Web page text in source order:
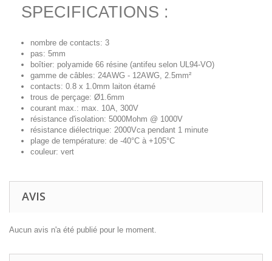
SPECIFICATIONS :
nombre de contacts: 3
pas: 5mm
boîtier: polyamide 66 résine (antifeu selon UL94-VO)
gamme de câbles: 24AWG - 12AWG, 2.5mm²
contacts: 0.8 x 1.0mm laiton étamé
trous de perçage: Ø1.6mm
courant max.: max. 10A, 300V
résistance d'isolation: 5000Mohm @ 1000V
résistance diélectrique: 2000Vca pendant 1 minute
plage de température: de -40°C à +105°C
couleur: vert
AVIS
Aucun avis n'a été publié pour le moment.